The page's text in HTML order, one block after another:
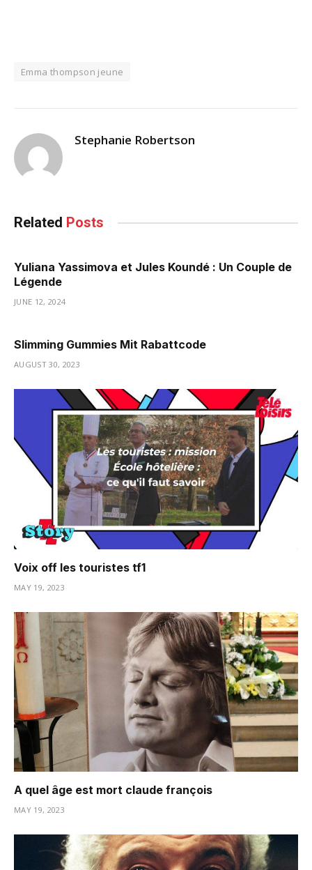
Emma thompson jeune
Stephanie Robertson
Related Posts
Yuliana Yassimova et Jules Koundé : Un Couple de
Légende
JUNE 12, 2024
Slimming Gummies Mit Rabattcode
AUGUST 30, 2023
Voix off les touristes tf1
MAY 19, 2023
A quel âge est mort claude françois
MAY 19, 2023